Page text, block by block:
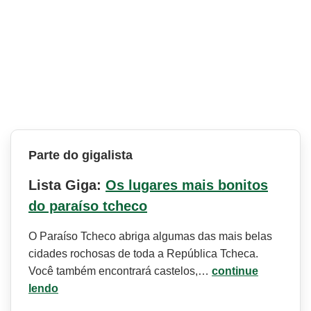
Parte do gigalista
Lista Giga: Os lugares mais bonitos
do paraíso tcheco
O Paraíso Tcheco abriga algumas das mais belas
cidades rochosas de toda a República Tcheca.
Você também encontrará castelos,… continue
lendo